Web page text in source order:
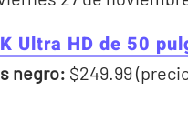
Ultra HD de 50
negro: $249.99